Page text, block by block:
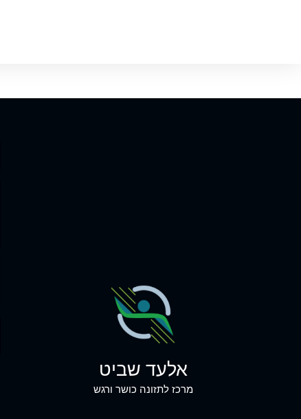
אלעד שביט
מרכז לתזונה כושר ורגש